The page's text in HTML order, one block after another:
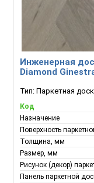
Инженерная
Diamond
Тип: Паркетная
Код
Назначение
Поверхность
Толщина, мм
Размер, мм
Рисунок (декор)
Панель паркетной